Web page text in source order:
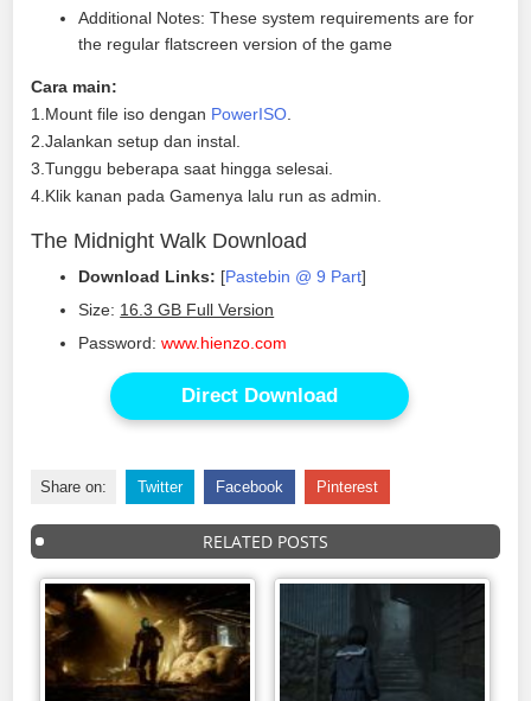
Additional Notes: These system requirements are for
the regular flatscreen version of the game
Cara main:
1.Mount file iso dengan PowerISO
2.Jalankan setup dan instal.
3.Tunggu beberapa saat hingga selesai.
4.Klik kanan pada Gamenya lalu run as admin.
The Midnight Walk Download
Download Links: [Pastebin @ 9 Part]
Size: 16.3 GB Full Version
Password:www.hienzo.com
Direct Download
Share on: Twitter Facebook Pinterest
RELATED POSTS